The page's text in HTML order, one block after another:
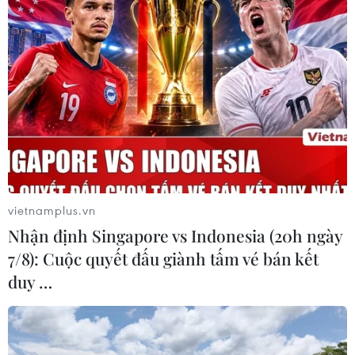
Nhiều chuyến bay tại Đức chuyển
hướng do vật thể bay gần đường
băng
05/08/2026 10:54
Dự luật trừng phạt Nga của
Mỹ có thể khiến châu Âu chịu tác
động ngược
05/08/2026 04:58
EU tuyên bố vượt qua “phép thử” an
ninh biên giới sau khủng hoảng
Ceuta
05/08/2026 00:37
vietnamplus.vn
Nhận định Singapore vs Indonesia (20h ngày
7/8): Cuộc quyết đấu giành tấm vé bán kết
duy …